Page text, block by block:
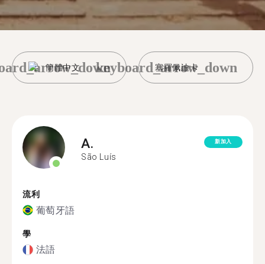
簡體中文 塞羅佩迪卡
keyboard_arrow_down
A.
São Luís
新加入
流利
葡萄牙語
學
法語